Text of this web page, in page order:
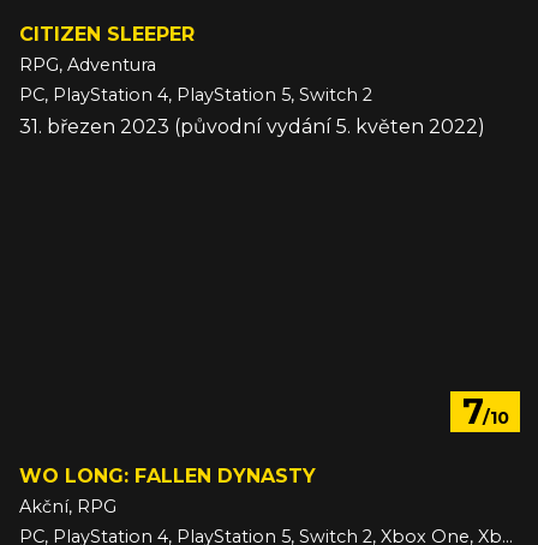
CITIZEN SLEEPER
RPG, Adventura
PC, PlayStation 4, PlayStation 5, Switch 2
31. březen 2023 (původní vydání 5. květen 2022)
7/10
WO LONG: FALLEN DYNASTY
Akční, RPG
PC, PlayStation 4, PlayStation 5, Switch 2, Xbox One, Xbox Series